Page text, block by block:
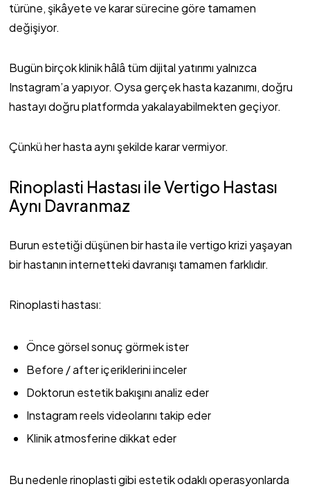
türüne, şikâyete ve karar sürecine göre tamamen
değişiyor.
Bugün birçok klinik hâlâ tüm dijital yatırımı yalnızca
Instagram’a yapıyor. Oysa gerçek hasta kazanımı, doğru
hastayı doğru platformda yakalayabilmekten geçiyor.
Çünkü her hasta aynı şekilde karar vermiyor.
Rinoplasti Hastası ile Vertigo Hastası
Aynı Davranmaz
Burun estetiği düşünen bir hasta ile vertigo krizi yaşayan
bir hastanın internetteki davranışı tamamen farklıdır.
Rinoplasti hastası:
Önce görsel sonuç görmek ister
Before / after içeriklerini inceler
Doktorun estetik bakışını analiz eder
Instagram reels videolarını takip eder
Klinik atmosferine dikkat eder
Bu nedenle rinoplasti gibi estetik odaklı operasyonlarda